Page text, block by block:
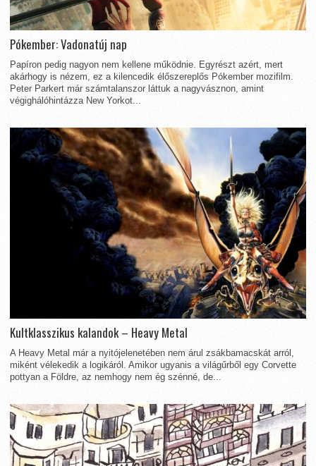
Pókember: Vadonatúj nap
Papíron pedig nagyon nem kellene működnie. Egyrészt azért, mert
akárhogy is nézem, ez a kilencedik élőszereplős Pókember mozifilm.
Peter Parkert már számtalanszor láttuk a nagyvásznon, amint
végighálóhintázza New Yorkot...
Kultklasszikus kalandok – Heavy Metal
A Heavy Metal már a nyitójelenetében nem árul zsákbamacskát arról,
miként vélekedik a logikáról. Amikor ugyanis a világűrből egy Corvette
pottyan a Földre, az nemhogy nem ég szénné, de...